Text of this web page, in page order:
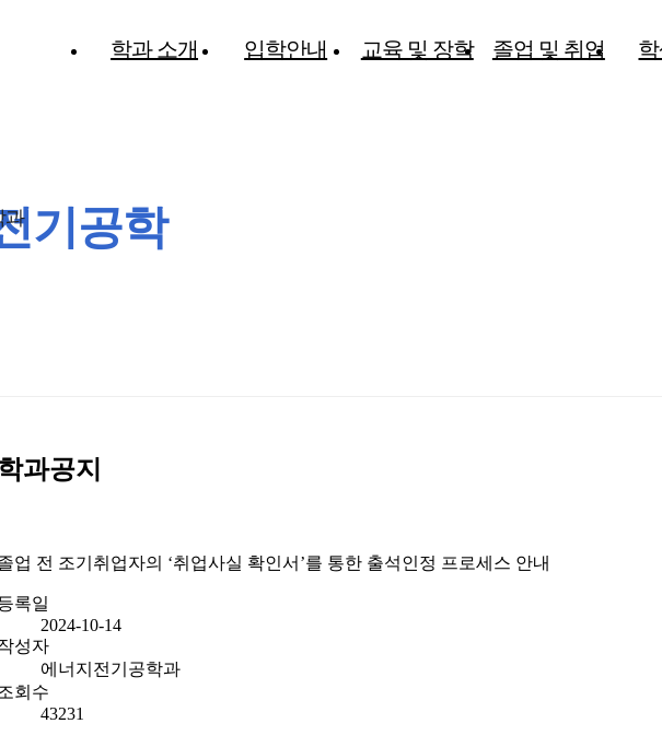
과
학과 소개 입학안내 교육 및 장학 졸업 및 취업
기공학
과공지
업 전 조기취업자의 ‘취업사실 확인서’를 통한 출석인정 프로세스 안내
록일
2024-10-14
성자
에너지전기공학과
회수
43231